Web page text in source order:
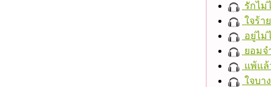
รักไม่
ใจร้าย
อยู่ไม่
ยอม
แพ้แล้
ใจบาง